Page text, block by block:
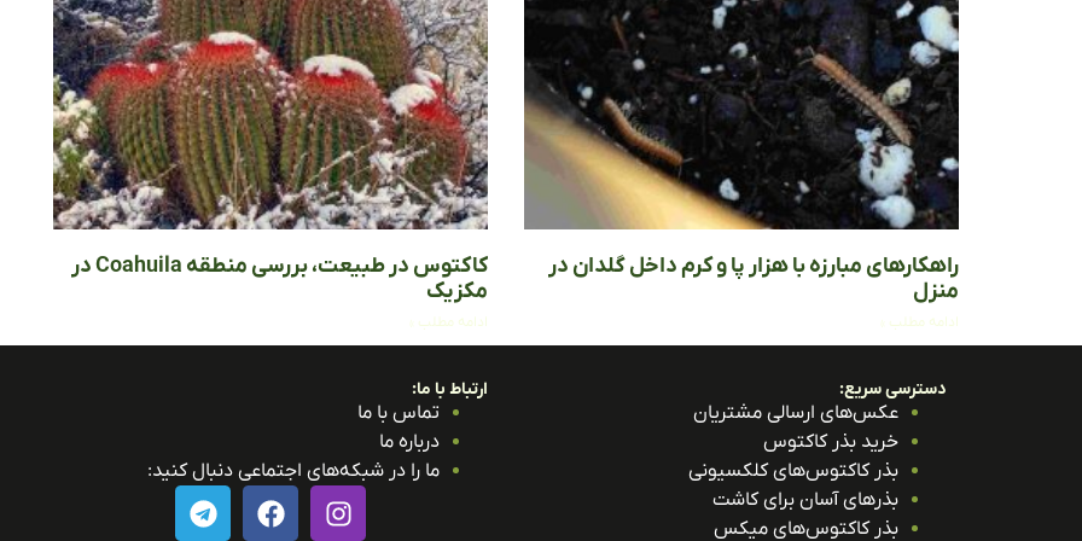
راهکارهای مبارزه با هزار پا و کرم داخل گلدان در
منزل
ادامه مطلب »
کاکتوس در طبیعت، بررسی منطقه Coahuila در
مکزیک
ادامه مطلب »
دسترسی سریع:
عکس‌های ارسالی مشتریان
خرید بذر کاکتوس
بذر کاکتوس‌های کلکسیونی
بذرهای آسان برای کاشت
بذر کاکتوس‌های میکس
ارتباط با ما:
تماس با ما
درباره ما
ما را در شبکه‌های اجتماعی دنبال کنید: